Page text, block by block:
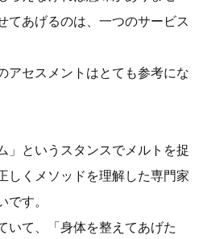
てあげるのは、一つのサービス
アセスメントはとても参考にな
」というスタンスでメルトを捉
しくメソッドを理解した専門家
です。
いて、「身体を整えてあげた